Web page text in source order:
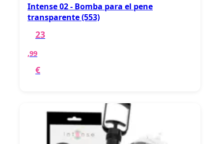
Intense 02 - Bomba para el pene
transparente (553)
23
,99
€